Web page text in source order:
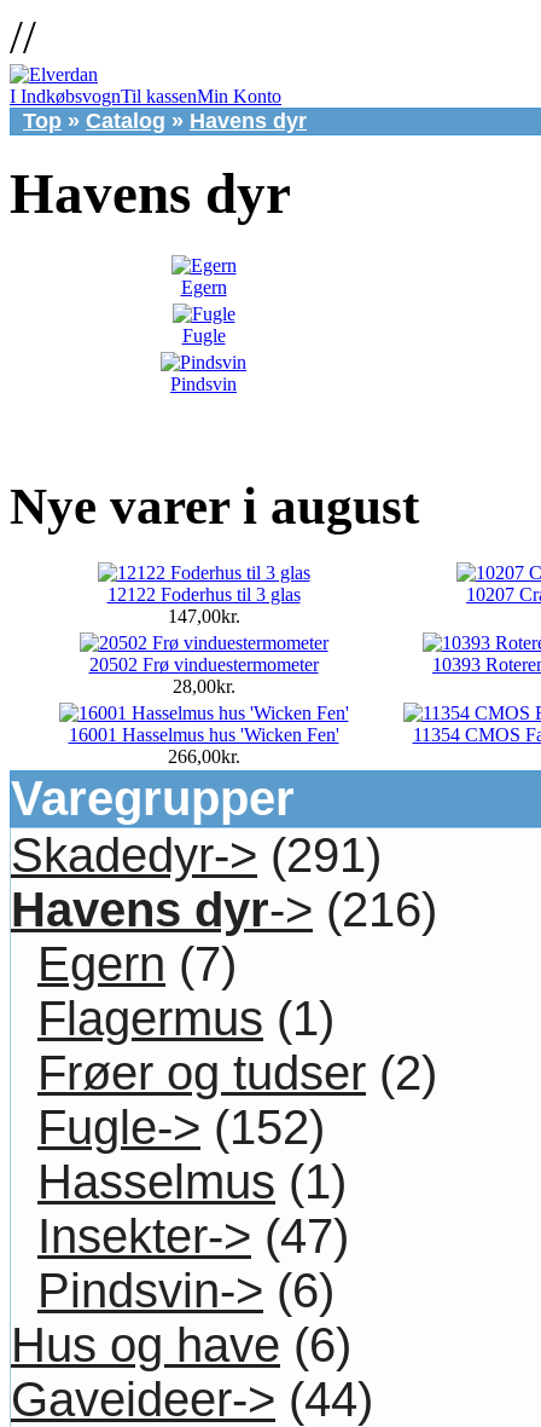
//
I IndkøbsvognTil kassenMin Konto
Top » Catalog » Havens dyr
Havens dyr
Egern
Fugle
Pindsvin
Nye varer i august
12122 Foderhus til 3 glas
147,00kr.
10207
20502 Frø vinduestermometer
28,00kr.
10393
16001 Hasselmus hus 'Wicken Fen'
266,00kr.
11354 CMOS
Varegrupper
Skadedyr-> (291)
Havens dyr-> (216)
Egern (7)
Flagermus (1)
Frøer og tudser (2)
Fugle-> (152)
Hasselmus (1)
Insekter-> (47)
Pindsvin-> (6)
Hus og have (6)
Gaveideer-> (44)